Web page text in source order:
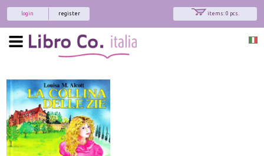
items: 0 pcs.
register
login
Interessato ai nostri libri?